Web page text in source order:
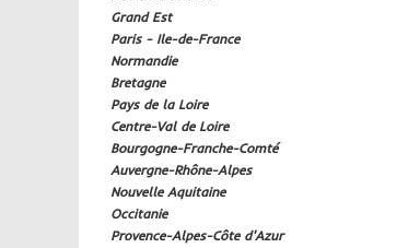
Grand Est
Paris - Ile-de-France
Normandie
Bretagne
Pays de la Loire
Centre-Val de Loire
Bourgogne-Franche-Comté
Auvergne-Rhône-Alpes
Nouvelle Aquitaine
Occitanie
Provence-Alpes-Côte d'Azur